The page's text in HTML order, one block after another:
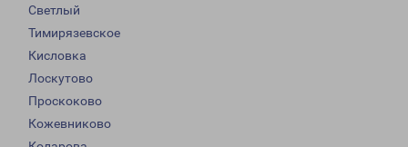
Светлый
Тимирязевское
Кисловка
Лоскутово
Проскоково
Кожевниково